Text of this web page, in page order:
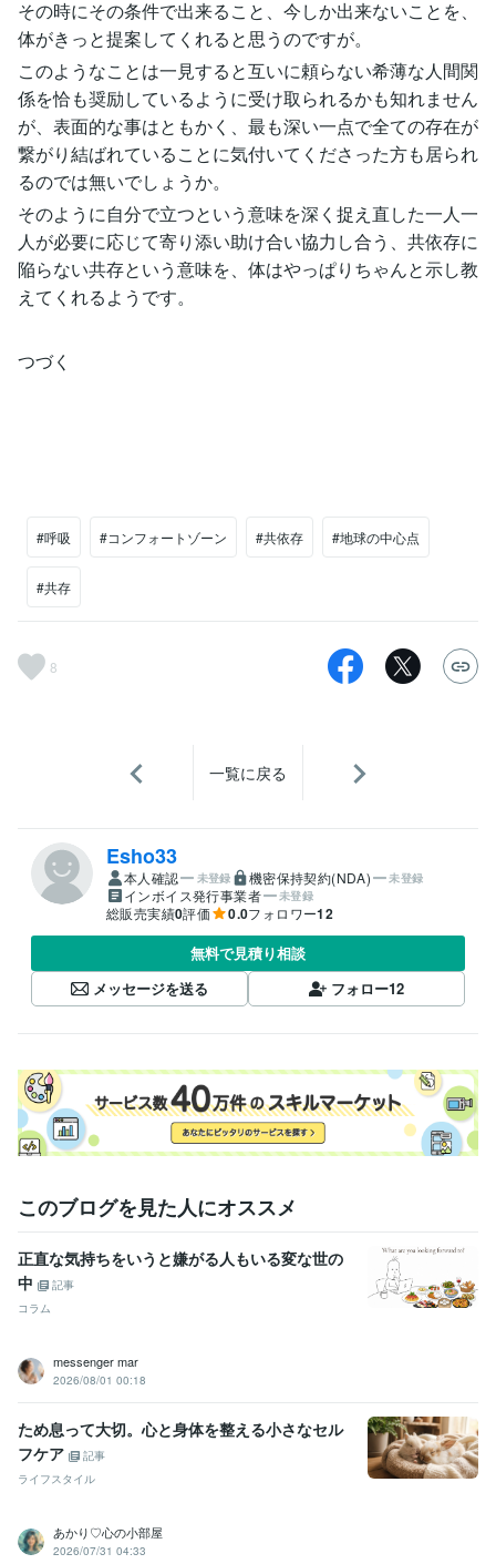
その時にその条件で出来ること、今しか出来ないことを、
体がきっと提案してくれると思うのですが。
このようなことは一見すると互いに頼らない希薄な人間関
係を恰も奨励しているように受け取られるかも知れません
が、表面的な事はともかく、最も深い一点で全ての存在が
繋がり結ばれていることに気付いてくださった方も居られ
るのでは無いでしょうか。
そのように自分で立つという意味を深く捉え直した一人一
人が必要に応じて寄り添い助け合い協力し合う、共依存に
陥らない共存という意味を、体はやっぱりちゃんと示し教
えてくれるようです。
つづく
#呼吸 #コンフォートゾーン #共依存 #地球の中心点
#共存
8
一覧に戻る
Esho33
本人確認 未登録 機密保持契約(NDA) 未登録
インボイス発行事業者 未登録
総販売実績0評価 0.0フォロワー12
無料で見積り相談
メッセージを送る
フォロー12
このブログを見た人にオススメ
正直な気持ちをいうと嫌がる人もいる変な世の
中
記事
コラム
messenger mar
2026/08/01 00:18
ため息って大切。心と身体を整える小さなセル
フケア
記事
ライフスタイル
あかり♡心の小部屋
2026/07/31 04:33